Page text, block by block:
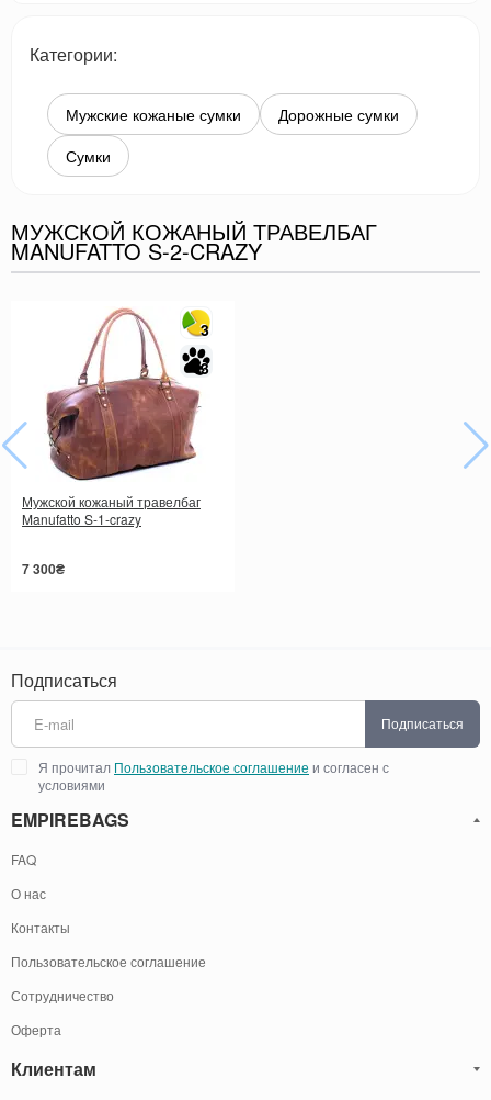
Категории:
Мужские кожаные сумки
Дорожные сумки
Сумки
МУЖСКОЙ КОЖАНЫЙ ТРАВЕЛБАГ
MANUFATTO S-2-CRAZY
3
3
Мужской кожаный травелбаг
Manufatto S-1-crazy
7 300₴
Подписаться
Подписаться
Я прочитал Пользовательское соглашение и согласен с
условиями
EMPIREBAGS
FAQ
О нас
Контакты
Пользовательское соглашение
Сотрудничество
Оферта
Клиентам